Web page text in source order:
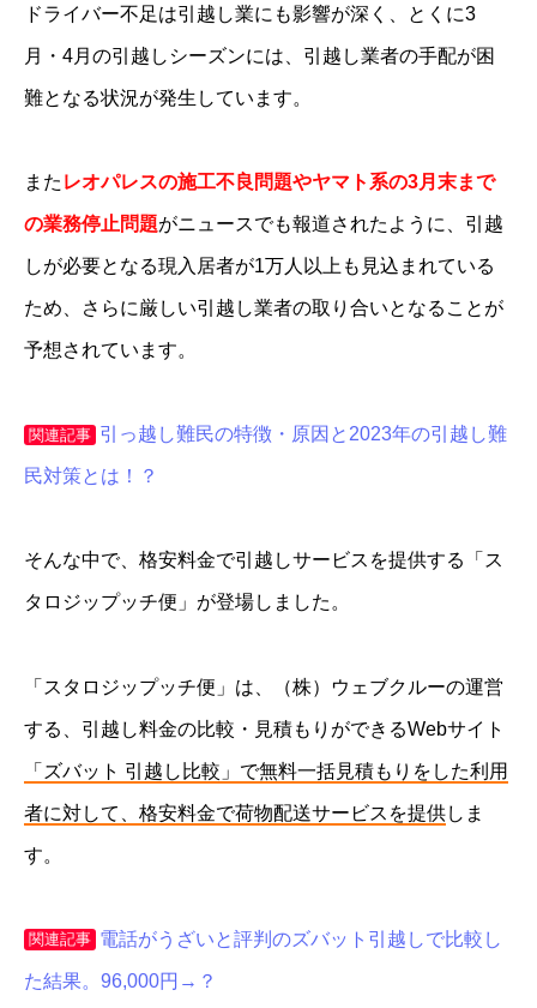
ドライバー不足は引越し業にも影響が深く、とくに3
月・4月の引越しシーズンには、引越し業者の手配が困
難となる状況が発生しています。
また レオパレスの施工不良問題やヤマト系の3月末まで
の業務停止問題がニュースでも報道されたように、引越
しが必要となる現入居者が1万人以上も見込まれている
ため、さらに厳しい引越し業者の取り合いとなることが
予想されています。
関連記事 引っ越し難民の特徴・原因と2023年の引越し難
民対策とは！？
そんな中で、格安料金で引越しサービスを提供する「ス
タロジップッチ便」が登場しました。
「スタロジップッチ便」は、（株）ウェブクルーの運営
する、引越し料金の比較・見積もりができるWebサイト
「ズバット 引越し比較」で無料一括見積もりをした利用
者に対して、格安料金で荷物配送サービスを提供しま
す。
関連記事 電話がうざいと評判のズバット引越しで比較し
た結果。96,000円→？